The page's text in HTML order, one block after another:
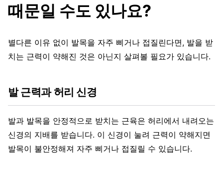
때문일 수도 있나요?
별다른 이유 없이 발목을 자주 삐거나 접질린다면, 발을 받
치는 근력이 약해진 것은 아닌지 살펴볼 필요가 있습니다.
발 근력과 허리 신경
발과 발목을 안정적으로 받치는 근육은 허리에서 내려오는
신경의 지배를 받습니다. 이 신경이 눌려 근력이 약해지면
발목이 불안정해져 자주 삐거나 접질릴 수 있습니다.